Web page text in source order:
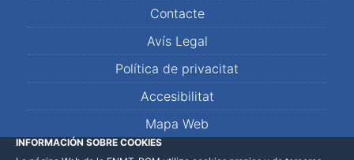
Contacte
Avís Legal
Política de privacitat
Accesibilitat
Mapa Web
INFORMACIÓN SOBRE COOKIES